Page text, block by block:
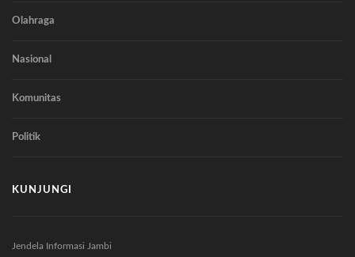
Olahraga
Nasional
Komunitas
Politik
KUNJUNGI
Jendela Informasi Jambi